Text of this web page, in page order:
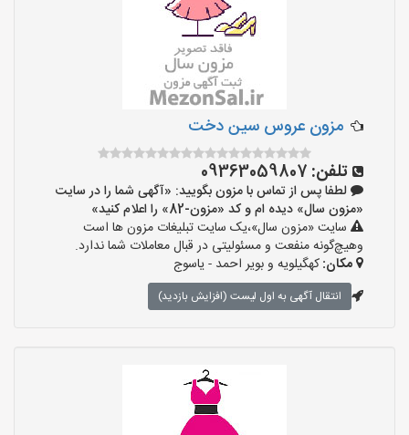
مزون عروس سین دخت
تلفن: 09363059807
لطفا پس از تماس با مزون بگویید: «آگهی شما را در سایت
«مزون سال» دیده ام و کد «مزون-82» را اعلام کنید»
سایت «مزون سال»،یک سایت تبلیغات مزون ها است
وهیچ‌گونه منفعت و مسئولیتی در قبال معاملات شما ندارد.
مکان:کهگیلویه و بویر احمد - یاسوج
انتقال آگهی به اول لیست (افزایش بازدید)